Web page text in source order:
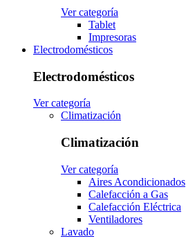
Ver categoría
Tablet
Impresoras
Electrodomésticos
Electrodomésticos
Ver categoría
Climatización
Climatización
Ver categoría
Aires Acondicionados
Calefacción a Gas
Calefacción Eléctrica
Ventiladores
Lavado